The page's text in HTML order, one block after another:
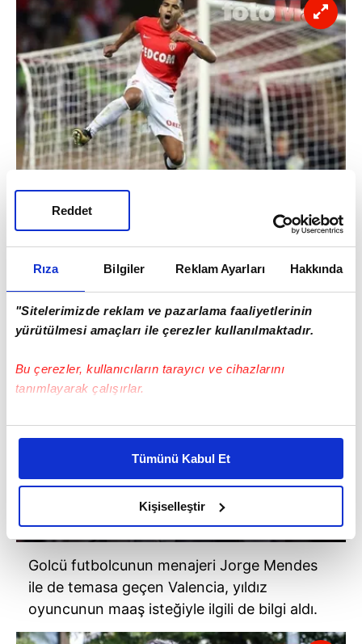
Rıza Bilgiler Reklam Ayarları Hakkında
"Sitelerimizde reklam ve pazarlama faaliyetlerinin
yürütülmesi amaçları ile çerezler kullanılmaktadır.
Bu çerezler, kullanıcıların tarayıcı ve cihazlarını
tanımlayarak çalışırlar.
Bu çerezlere izin vermeniz halinde sizlere özel
daha iyi reklam deneyimi yaşatabiliriz. Bunu yaparken
amacımızın size daha iyi bir reklam deneyimi sunmak
olduğunu ve sizlere en iyi içerikleri sunabilmek adına
elimizden gelen çabayı gösterdiğimizi ve bu noktada,
reklamların maliyetlerimizi karşılamak noktasında tek gelir
kalemimiz olduğunu sizlere hatırlatmak isteriz.
Her halükârda, kullanıcılar, bu çerezlere izin vermedikleri
takdirde, kullanıcılara hedefli reklamlar
gösterilmeyecektir."
Tümünü Kabul Et
Kişiselleştir
Reddet
Valencia, Radamel Falcao'yu bonservis
bedeli ödemeden kadrosuna katmak
istediğini Fransız kulübünün yöneticilerine
iletti.
Golcü futbolcunun menajeri Jorge Mendes
ile de temasa geçen Valencia, yıldız
oyuncunun maaş isteğiyle ilgili de bilgi aldı.